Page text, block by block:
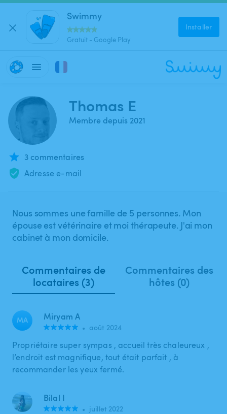
Swimmy
Gratuit - Google Play
Installer
Thomas E
Membre depuis 2021
3 commentaires
Adresse e-mail
Nous sommes une famille de 5 personnes. Mon
épouse est vétérinaire et moi thérapeute. J'ai mon
cabinet à mon domicile.
Commentaires de
locataires (3)
Commentaires des
hôtes (0)
MA Miryam A
• août 2024
Propriétaire super sympas , accueil très chaleureux ,
l’endroit est magnifique, tout était parfait , à
recommander les yeux fermé.
Bilal I
• juillet 2022